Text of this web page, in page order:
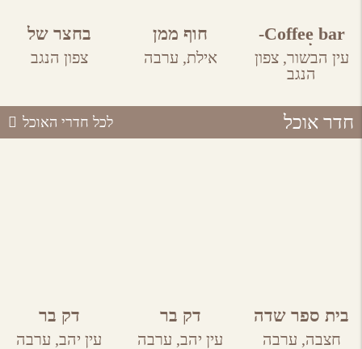
Coffee bar-
אל היען
עין הבשור,צפון
הנגב
חוף ממן
אילת, ערבה
בחצר של
אורה
צפון הנגב
חדר אוכל לכל חדרי האוכל
בית ספר שדה
חצבהחצבה, ערבה
דק בר
עין יהב, ערבה
דק בר
עין יהב, ערבה